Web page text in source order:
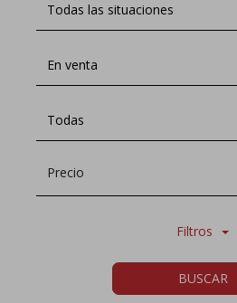
Todas las situaciones
En venta
Todas
Precio
Filtros
BUSCAR